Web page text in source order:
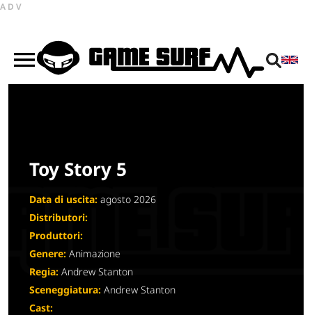
ADV
Toy Story 5
Data di uscita: agosto 2026
Distributori:
Produttori:
Genere: Animazione
Regia: Andrew Stanton
Sceneggiatura: Andrew Stanton
Cast: